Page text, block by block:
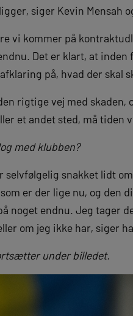
siger Kevin Mensah
vi kommer på
Det er klart, at
på, hvad der skal
rigtige vej med skaden,
et andet sted, må tiden
med klubben?
selvfølgelig snakket lidt
er der lige nu, og den
noget endnu. Jeg tager
om jeg ikke har, siger
under billedet.